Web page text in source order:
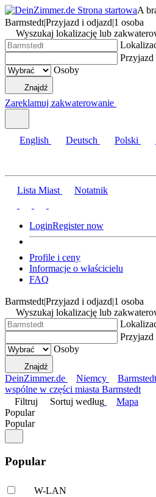
A
Barmstedt|Przyjazd i odjazd|1 osoba
Wyszukaj lokalizację lub
Przyjazd
Osoby
Znajdź
Zareklamuj zakwaterowanie
English Deutsch Polski
Lista Miast Notatnik
LoginRegister now
Profile i ceny
Informacje o właścicielu
FAQ
Barmstedt|Przyjazd i odjazd|1 osoba
Wyszukaj lokalizację lub
Przyjazd
Osoby
Znajdź
DeinZimmer.de Niemcy Barmstedt
wspólne w części miasta Barmstedt
Filtruj
Sortuj według
Mapa
Popular
Popular
Popular
W-LAN